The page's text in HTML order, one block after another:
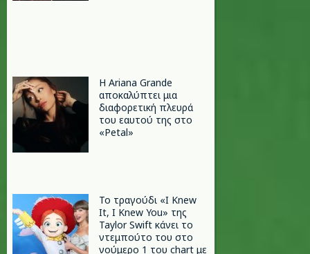
Η Ariana Grande
αποκαλύπτει μια
διαφορετική πλευρά
του εαυτού της στο
«Petal»
Το τραγούδι «I Knew
It, I Knew You» της
Taylor Swift κάνει το
ντεμπούτο του στο
νούμερο 1 του chart με